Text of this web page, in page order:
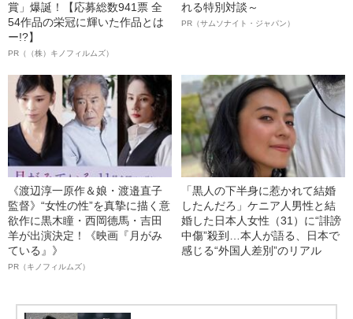
賞」爆誕！【応募総数941票 全
54作品の栄冠に輝いた作品とは
ー!?】
PR（（株）キノフィルムズ）
れる特別対談～
PR（サムソナイト・ジャパン）
《渡辺淳一原作＆娘・渡邉直子
監督》“女性の性”を真摯に描く意
欲作に黒木瞳・西岡德馬・吉田
羊が出演決定！《映画『月がみ
ている』》
PR（キノフィルムズ）
「黒人の下半身に惹かれて結婚
したんだろ」ケニア人男性と結
婚した日本人女性（31）に“誹謗
中傷”殺到…本人が語る、日本で
感じる“外国人差別”のリアル